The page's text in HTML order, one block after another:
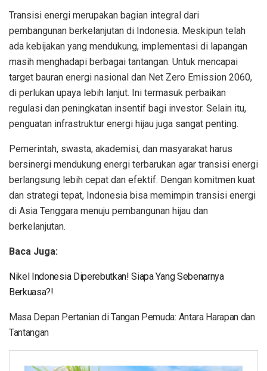
Transisi energi merupakan bagian integral dari
pembangunan berkelanjutan di Indonesia. Meskipun telah
ada kebijakan yang mendukung, implementasi di lapangan
masih menghadapi berbagai tantangan. Untuk mencapai
target bauran energi nasional dan Net Zero Emission 2060,
di perlukan upaya lebih lanjut. Ini termasuk perbaikan
regulasi dan peningkatan insentif bagi investor. Selain itu,
penguatan infrastruktur energi hijau juga sangat penting.
Pemerintah, swasta, akademisi, dan masyarakat harus
bersinergi mendukung energi terbarukan agar transisi energi
berlangsung lebih cepat dan efektif. Dengan komitmen kuat
dan strategi tepat, Indonesia bisa memimpin transisi energi
di Asia Tenggara menuju pembangunan hijau dan
berkelanjutan.
Baca Juga:
Nikel Indonesia Diperebutkan! Siapa Yang Sebenarnya
Berkuasa?!
Masa Depan Pertanian di Tangan Pemuda: Antara Harapan dan
Tantangan